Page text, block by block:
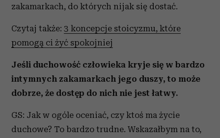
zakamarkach, do których nijak się dostać.
Czytaj także: 3 koncepcje stoicyzmu, które
pomogą ci żyć spokojniej
Jeśli duchowość człowieka kryje się w bardzo
intymnych zakamarkach jego duszy, to może
dobrze, że dostęp do nich nie jest łatwy.
GS: Jak w ogóle oceniać, czy ktoś ma życie
duchowe? To bardzo trudne. Wskazałbym na to,